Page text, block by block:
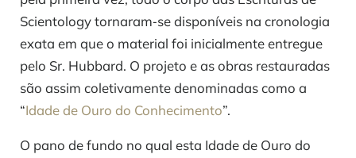
Scientology tornaram‑se disponíveis na cronologia
exata em que o material foi inicialmente entregue
pelo Sr. Hubbard. O projeto e as obras restauradas
são assim coletivamente denominadas como a
“Idade de Ouro do Conhecimento”.
O pano de fundo no qual esta Idade de Ouro do